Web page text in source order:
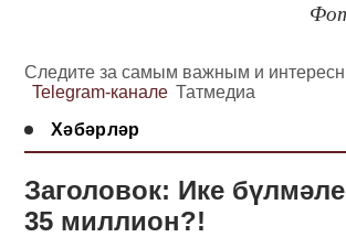
Следите за самым важным и
Telegram-канале Татмедиа
Хәбәрләр
Заголовок: Ике
35 миллион?!